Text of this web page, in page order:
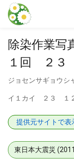
本文に飛ぶ
除染作業写
１回 ２
ジョセンサギョウシ
イ１カイ ２３ １
提供元サイトで表
東日本大震災